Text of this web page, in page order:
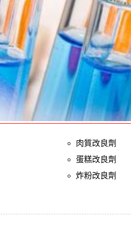
肉質改良劑
蛋糕改良劑
炸粉改良劑